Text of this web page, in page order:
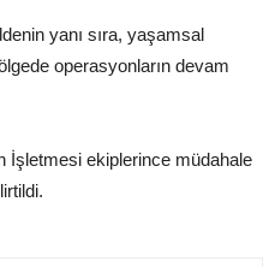
yanı sıra, yaşamsal
operasyonların devam
İşletmesi ekiplerince müdahale